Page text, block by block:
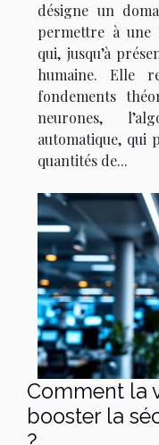
désigne un
permettre à une
qui, jusqu’à
humaine. Elle
fondements
neurones,
automatique, qui
quantités de...
Comment la
booster la